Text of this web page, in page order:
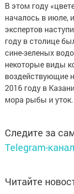
В этом году
началось в июле,
экспертов
году в столице
сине-зеленых
некоторые виды
воздействующие
2016 году в
мора рыбы и уток.
Следите за
Telegram-
Читайте